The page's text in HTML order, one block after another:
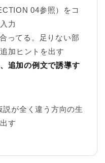
04参照）をコ
力
ってる。足りない部
加ヒントを出す
追加の例文で誘導す
が全く違う方向の生
す